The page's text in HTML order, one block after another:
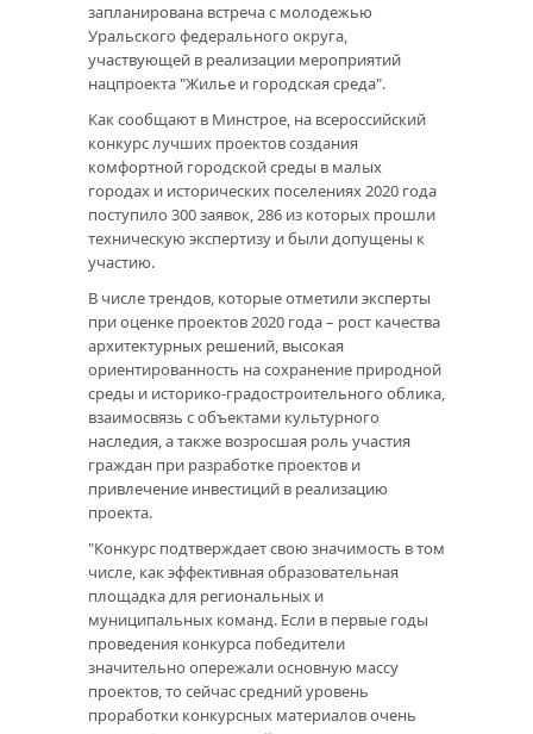
запланирована встреча с молодежью
Уральского федерального округа,
участвующей в реализации мероприятий
нацпроекта "Жилье и городская среда".
Как сообщают в Минстрое, на всероссийский
конкурс лучших проектов создания
комфортной городской среды в малых
городах и исторических поселениях 2020 года
поступило 300 заявок, 286 из которых прошли
техническую экспертизу и были допущены к
участию.
В числе трендов, которые отметили эксперты
при оценке проектов 2020 года – рост качества
архитектурных решений, высокая
ориентированность на сохранение природной
среды и историко-градостроительного облика,
взаимосвязь с объектами культурного
наследия, а также возросшая роль участия
граждан при разработке проектов и
привлечение инвестиций в реализацию
проекта.
"Конкурс подтверждает свою значимость в том
числе, как эффективная образовательная
площадка для региональных и
муниципальных команд. Если в первые годы
проведения конкурса победители
значительно опережали основную массу
проектов, то сейчас средний уровень
проработки конкурсных материалов очень